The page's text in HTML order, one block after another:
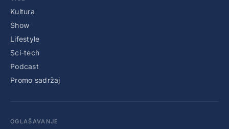
Kultura
Show
Lifestyle
Sci-tech
Podcast
Promo sadržaj
OGLAŠAVANJE